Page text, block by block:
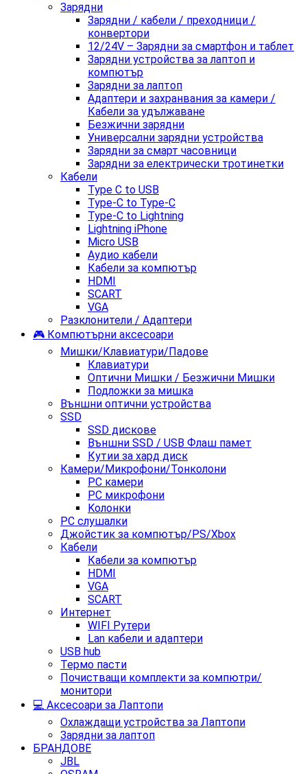
Зарядни
Зарядни / кабели / преходници /
конвертори
12/24V – Зарядни за смартфон и таблет
Зарядни устройства за лаптоп и
компютър
Зарядни за лаптоп
Адаптери и захранвания за камери /
Кабели за удължаване
Безжични зарядни
Универсални зарядни устройства
Зарядни за смарт часовници
Зарядни за електрически тротинетки
Кабели
Type C to USB
Type-C to Type-C
Type-C to Lightning
Lightning iPhone
Micro USB
Аудио кабели
Кабели за компютър
HDMI
SCART
VGA
Разклонители / Адаптери
🎮 Компютърни аксесоари
Мишки/Клавиатури/Падове
Клавиатури
Оптични Мишки / Безжични Мишки
Подложки за мишка
Външни оптични устройства
SSD
SSD дискове
Външни SSD / USB Флаш памет
Кутии за хард диск
Камери/Микрофони/Тонколони
PC камери
PC микрофони
Kолонки
PC слушалки
Джойстик за компютър/PS/Xbox
Кабели
Кабели за компютър
HDMI
VGA
SCART
Интернет
WIFI Рутери
Lan кабели и адаптери
USB hub
Термо пасти
Почистващи комплекти за компютри/
монитори
💻 Аксесоари за Лаптопи
Охлаждащи устройства за Лаптопи
Зарядни за лаптоп
БРАНДОВЕ
JBL